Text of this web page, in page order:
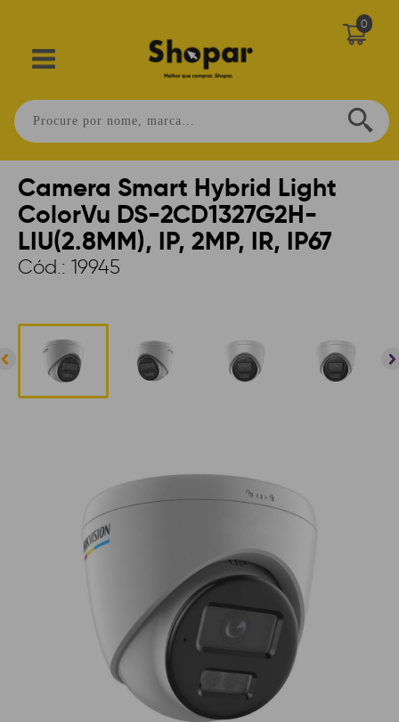
0
Camera Smart Hybrid Light
ColorVu DS-2CD1327G2H-
LIU(2.8MM), IP, 2MP, IR, IP67
Cód.: 19945